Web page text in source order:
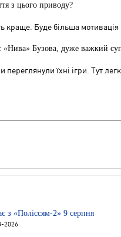
з цього приводу?
краще. Буде більша
«Нива» Бузова, дуже важкий
переглянули їхні ігри. Тут
з «Поліссям-2» 9 серпня
2026